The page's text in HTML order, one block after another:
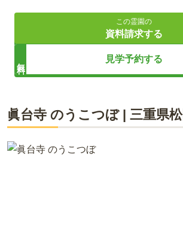
選べる永眠の形
ライフドット編集部
墓です。 9種類ある区画は全て吉方の東南を
い陽射しを感じられます。 園内は季節の花
気の霊園です。 お墓のデザインを選べるこ
ぶことができます。 故人もご家族も、安心
口コミを
この霊園の
資料請求する
見学予約する
眞台寺 のうこつぼ| 三重県